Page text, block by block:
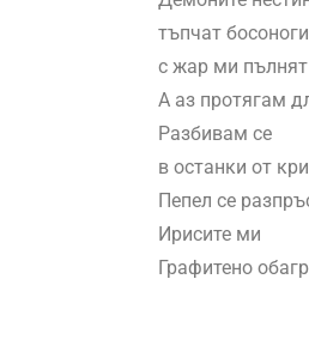
тъпчат босоноги
с жар ми пълнят
А аз протягам
Разбивам се
в останки от
Пепел се
Ирисите ми
Графитено